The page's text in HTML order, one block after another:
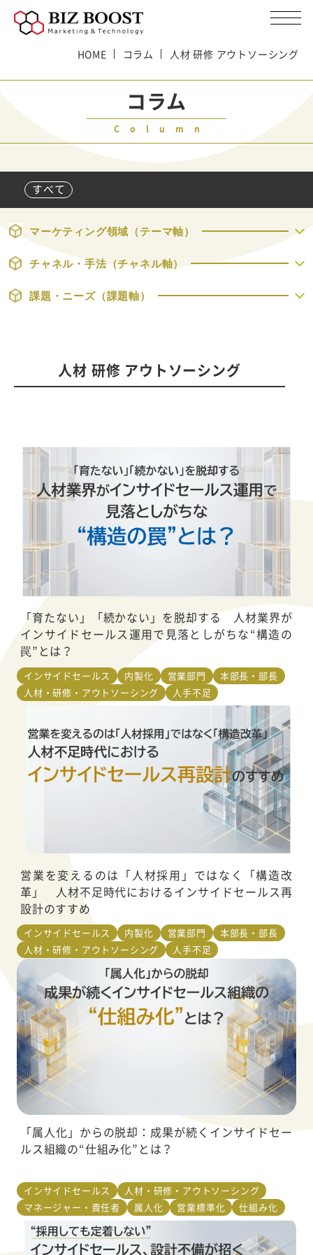
HOME コラム 人材 研修 アウトソーシング
コラム
Column
すべて
マーケティング領域（テーマ軸）
チャネル・手法（チャネル軸）
課題・ニーズ（課題軸）
人材 研修 アウトソーシング
「育たない」「続かない」を脱却する 人材業界が
インサイドセールス運用で見落としがちな“構造の
罠”とは？
インサイドセールス 内製化 営業部門
本部長・部長
人材・研修・アウトソーシング
人手不足
営業を変えるのは「人材採用」ではなく「構造改
革」 人材不足時代におけるインサイドセールス再
設計のすすめ
インサイドセールス 内製化 営業部門
本部長・部長
人材・研修・アウトソーシング
人手不足
「属人化」からの脱却：成果が続くインサイドセー
ルス組織の“仕組み化”とは？
インサイドセールス
人材・研修・アウトソーシング
マネージャー・責任者
属人化 営業標準化 仕組み化